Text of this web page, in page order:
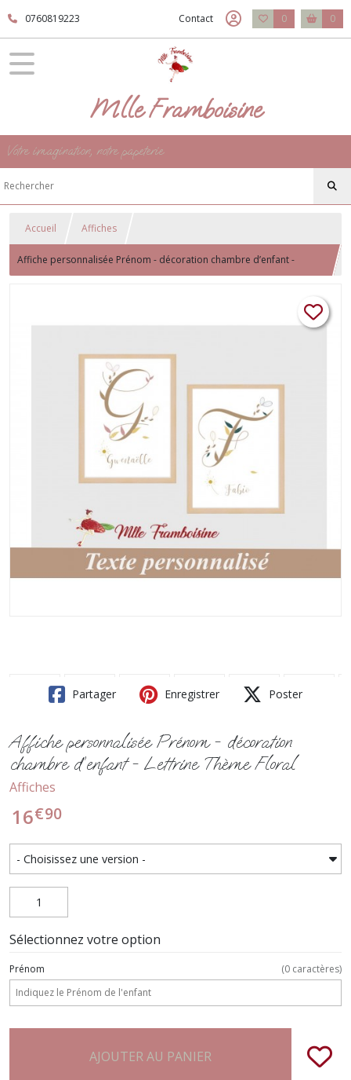
0760819223 Contact 0 0
Mlle Framboisine
Votre imagination, notre papeterie
Accueil Affiches
Affiche personnalisée Prénom - décoration chambre d’enfant -
Partager Enregistrer Poster
Affiche personnalisée Prénom - décoration
chambre d’enfant - Lettrine Thème Floral
Affiches
16€90
Sélectionnez votre option
Prénom (0 caractères)
AJOUTER AU PANIER